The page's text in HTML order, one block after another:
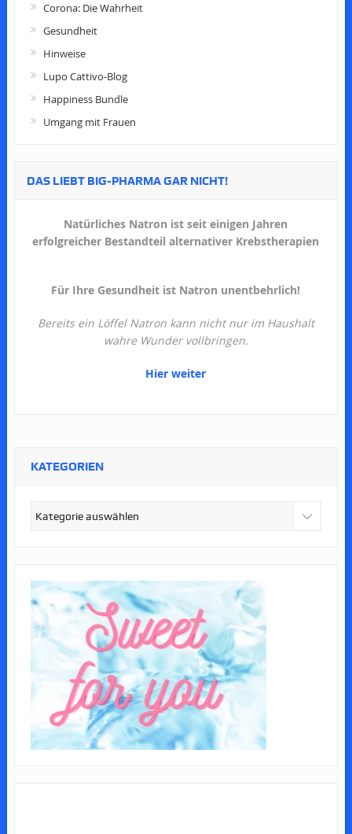
Corona: Die Wahrheit
Gesundheit
Hinweise
Lupo Cattivo-Blog
Happiness Bundle
Umgang mit Frauen
DAS LIEBT BIG-PHARMA GAR NICHT!
Natürliches Natron ist seit einigen Jahren
erfolgreicher Bestandteil alternativer Krebstherapien
Für Ihre Gesundheit ist Natron unentbehrlich!
Bereits ein Löffel Natron kann nicht nur im Haushalt
wahre Wunder vollbringen.
Hier weiter
KATEGORIEN